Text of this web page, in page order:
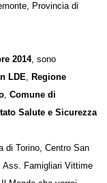
Provincia di
2014 , sono
LDE, Regione
,Comune di
Salute e
di Torino, Centro San
Famigliari Vittime